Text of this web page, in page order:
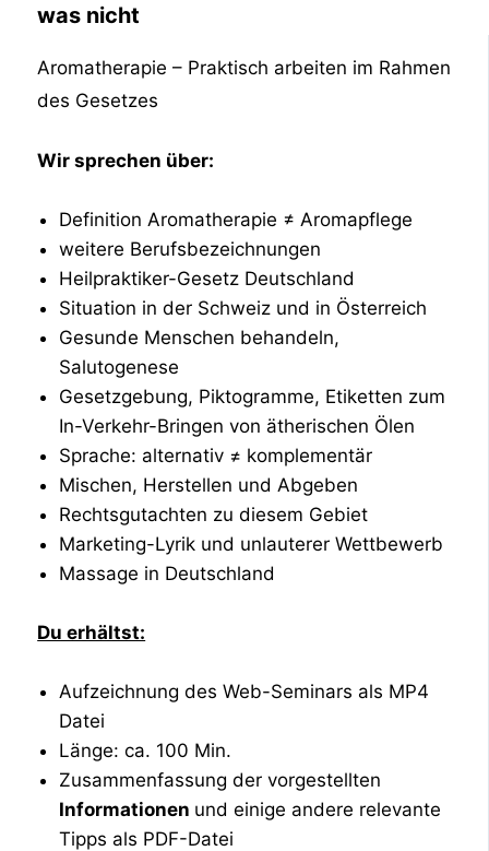
was nicht
Aromatherapie – Praktisch arbeiten im Rahmen
des Gesetzes
Wir sprechen über:
Definition Aromatherapie ≠ Aromapflege
weitere Berufsbezeichnungen
Heilpraktiker-Gesetz Deutschland
Situation in der Schweiz und in Österreich
Gesunde Menschen behandeln,
Salutogenese
Gesetzgebung, Piktogramme, Etiketten zum
In-Verkehr-Bringen von ätherischen Ölen
Sprache: alternativ ≠ komplementär
Mischen, Herstellen und Abgeben
Rechtsgutachten zu diesem Gebiet
Marketing-Lyrik und unlauterer Wettbewerb
Massage in Deutschland
Du erhältst:
Aufzeichnung des Web-Seminars als MP4
Datei
Länge: ca. 100 Min.
Zusammenfassung der vorgestellten
Informationen und einige andere relevante
Tipps als PDF-Datei